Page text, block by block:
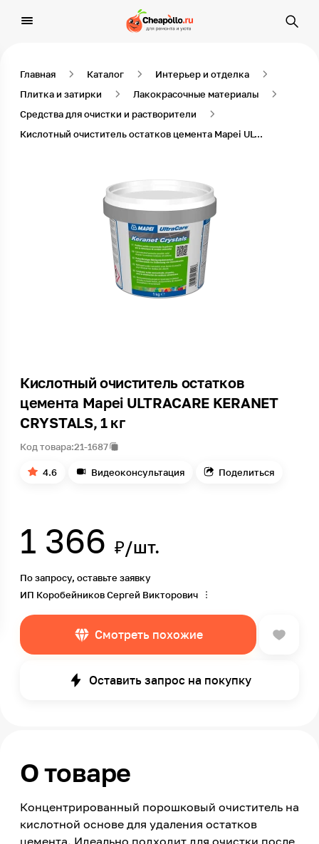
Главная Каталог
Интерьер и отделка
Плитка и затирки
Лакокрасочные материалы
Средства для очистки и растворители
Кислотный очиститель остатков цемента Mapei ULTRACARE KERANET CRYSTALS, 1 кг
Кислотный очиститель остатков
цемента Mapei ULTRACARE KERANET
CRYSTALS, 1 кг
Код товара:21-1687
4.6 Видеоконсультация Поделиться
1 366 ₽/шт.
По запросу, оставьте заявку
ИП Коробейников Сергей Викторович
Смотреть похожие
Оставить запрос на покупку
О товаре
Концентрированный порошковый очиститель на
кислотной основе для удаления остатков
цемента. Идеально подходит для очистки после